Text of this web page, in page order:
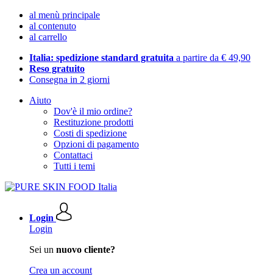
al menù principale
al contenuto
al carrello
Italia: spedizione standard gratuita a partire da € 49,90
Reso gratuito
Consegna in 2 giorni
Aiuto
Dov'è il mio ordine?
Restituzione prodotti
Costi di spedizione
Opzioni di pagamento
Contattaci
Tutti i temi
Login
Login
Sei un nuovo cliente?
Crea un account